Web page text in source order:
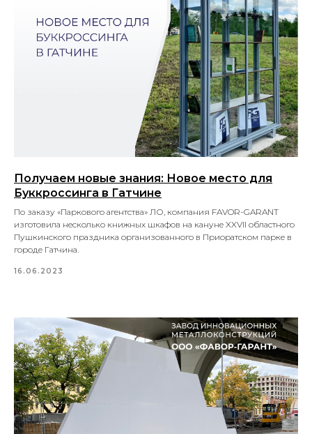
Получаем новые знания: Новое место для
Буккроссинга в Гатчине
По заказу «Паркового агентства» ЛО, компания FAVOR-GARANT
изготовила несколько книжных шкафов на кануне XXVII областного
Пушкинского праздника организованного в Приоратском парке в
городе Гатчина.
16.06.2023